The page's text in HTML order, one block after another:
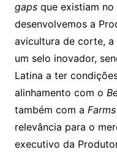
gapsque existiam no
desenvolvemos a
avicultura de corte,
um selo inovador,
Latina a ter
alinhamento com o
também com a
relevância para o
executivo da